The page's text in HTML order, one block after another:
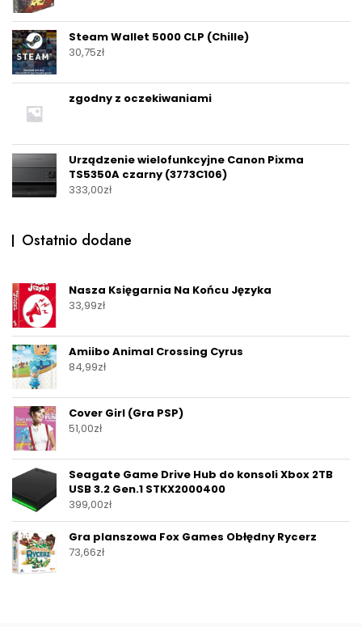
Steam Wallet 5000 CLP (Chille)
30,75zł
zgodny z oczekiwaniami
Urządzenie wielofunkcyjne Canon Pixma
TS5350A czarny (3773C106)
333,00zł
Ostatnio dodane
Nasza Księgarnia Na Końcu Języka
33,99zł
Amiibo Animal Crossing Cyrus
84,99zł
Cover Girl (Gra PSP)
51,00zł
Seagate Game Drive Hub do konsoli Xbox 2TB
USB 3.2 Gen.1 STKX2000400
399,00zł
Gra planszowa Fox Games Obłędny Rycerz
73,66zł